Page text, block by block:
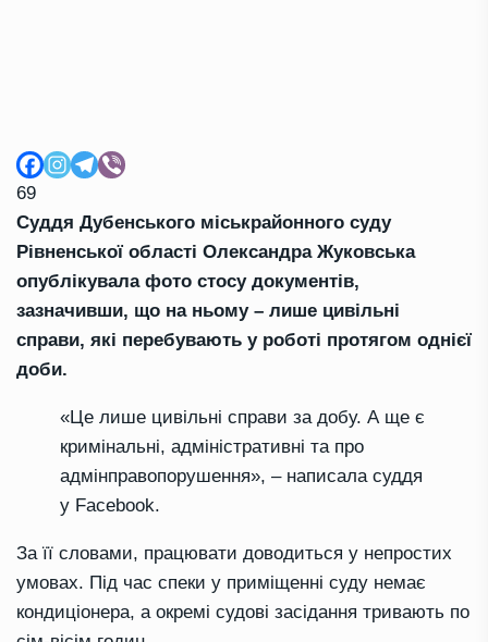
69
Суддя Дубенського міськрайонного суду
Рівненської області Олександра Жуковська
опублікувала фото стосу документів,
зазначивши, що на ньому – лише цивільні
справи, які перебувають у роботі протягом однієї
доби.
«Це лише цивільні справи за добу. А ще є
кримінальні, адміністративні та про
адмінправопорушення», – написала суддя
у Facebook.
За її словами, працювати доводиться у непростих
умовах. Під час спеки у приміщенні суду немає
кондиціонера, а окремі судові засідання тривають по